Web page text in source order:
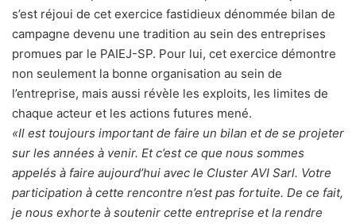
s’est réjoui de cet exercice fastidieux dénommée bilan de
campagne devenu une tradition au sein des entreprises
promues par le PAIEJ-SP. Pour lui, cet exercice démontre
non seulement la bonne organisation au sein de
l’entreprise, mais aussi révèle les exploits, les limites de
chaque acteur et les actions futures mené.
«Il est toujours important de faire un bilan et de se projeter
sur les années à venir. Et c’est ce que nous sommes
appelés à faire aujourd’hui avec le Cluster AVI Sarl. Votre
participation à cette rencontre n’est pas fortuite. De ce fait,
je nous exhorte à soutenir cette entreprise et la rendre